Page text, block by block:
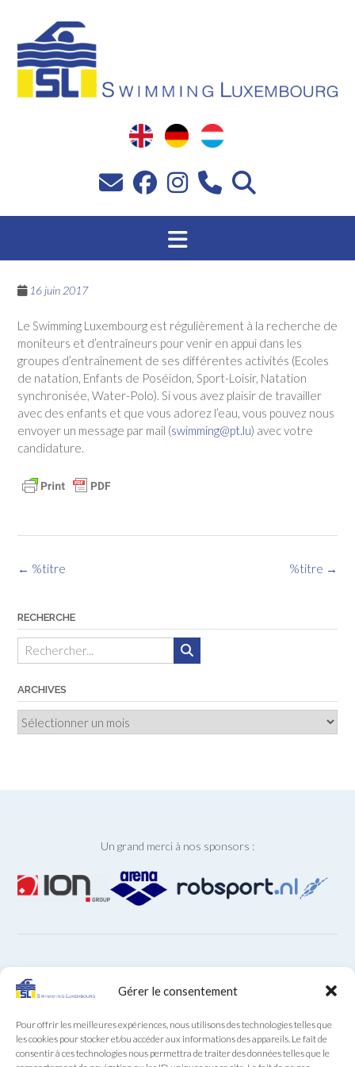
Gérer le consentement
Pour offrir les meilleures expériences, nous utilisons des technologies telles que
les cookies pour stocker et/ou accéder aux informations des appareils. Le fait de
consentir à ces technologies nous permettra de traiter des données telles que le
contenu
16 juin 2017
Le Swimming Luxembourg est régulièrement à la recherche de
moniteurs et d’entraîneurs pour venir en appui dans les
groupes d’entraînement de ses différentes activités (Ecoles
de natation, Enfants de Poséidon, Sport-Loisir, Natation
synchronisée, Water-Polo). Si vous avez plaisir de travailler
avec des enfants et que vous adorez l’eau, vous pouvez nous
envoyer un message par mail (swimming@pt.lu) avec votre
candidature.
Navigation
%titre →
← %titre
RECHERCHE
ARCHIVES
Archives
Un grand merci à nos sponsors :
ARCHIVES